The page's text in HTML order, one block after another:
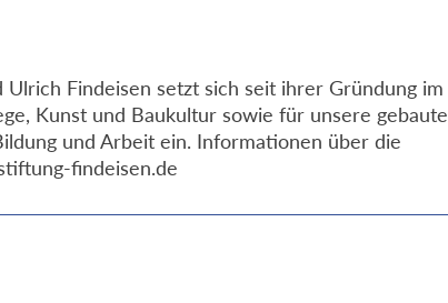
Findeisen setzt sich seit ihrer Gründung im
Kunst und Baukultur sowie für unsere gebaute
und Arbeit ein. Informationen über die
findeisen.de